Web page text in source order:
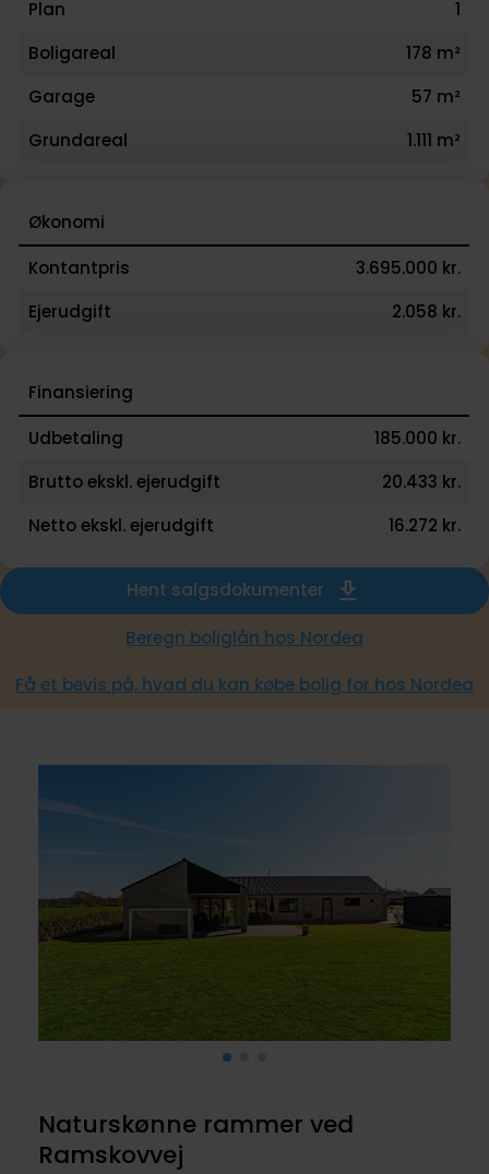
Plan
1
Boligareal
178 m²
Garage
57 m²
Grundareal
1.111 m²
Økonomi
Kontantpris
3.695.000 kr.
Ejerudgift
2.058 kr.
Finansiering
Udbetaling
185.000 kr.
Brutto ekskl. ejerudgift
20.433 kr.
Netto ekskl. ejerudgift
16.272 kr.
Hent salgsdokumenter
Beregn boliglån hos Nordea
Få et bevis på, hvad du kan købe bolig for hos Nordea
Naturskønne rammer ved
Ramskovvej